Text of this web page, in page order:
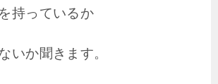
持っているか
いか聞きます。